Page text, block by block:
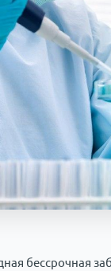
бессрочная